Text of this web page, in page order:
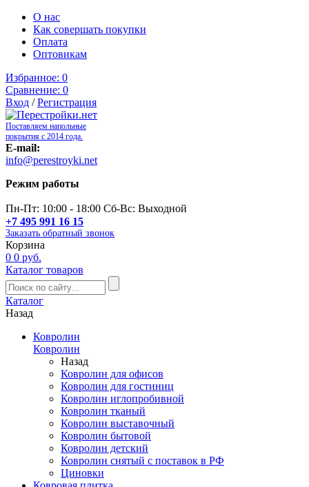
О нас
Как совершать покупки
Оплата
Оптовикам
Избранное: 0
Сравнение: 0
Вход /Регистрация
Поставляем напольные
покрытия с 2014 года.
E-mail:
info@perestroyki.net
Режим работы
Пн-Пт: 10:00 - 18:00 Сб-Вс: Выходной
+7 495 991 16 15
Заказать обратный звонок
Корзина
0 0 руб.
Каталог товаров
Каталог
Назад
Ковролин
Ковролин
Назад
Ковролин для офисов
Ковролин для гостиниц
Ковролин иглопробивной
Ковролин тканый
Ковролин выставочный
Ковролин бытовой
Ковролин детский
Ковролин снятый с поставок в РФ
Циновки